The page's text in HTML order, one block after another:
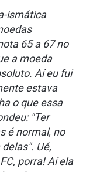
ismática
65 a 67 no
a moeda
Aí eu fui
estava
o que essa
"Ter
é normal, no
Ué,
porra! Aí ela